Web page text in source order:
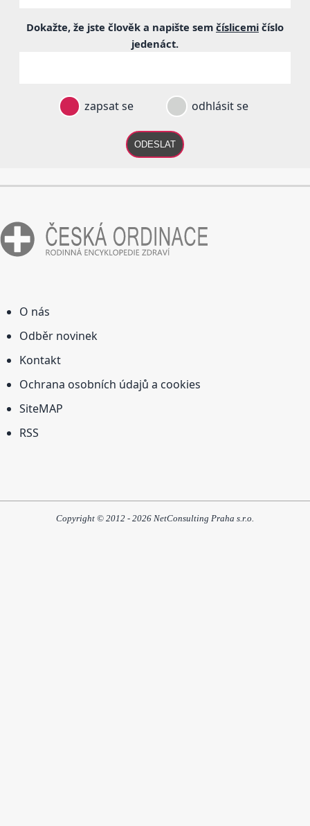
Dokažte, že jste člověk a napište sem číslicemi číslo
jedenáct.
zapsat se odhlásit se
ODESLAT
O nás
Odběr novinek
Kontakt
Ochrana osobních údajů a cookies
SiteMAP
RSS
Copyright © 2012 - 2026 NetConsulting Praha s.r.o.